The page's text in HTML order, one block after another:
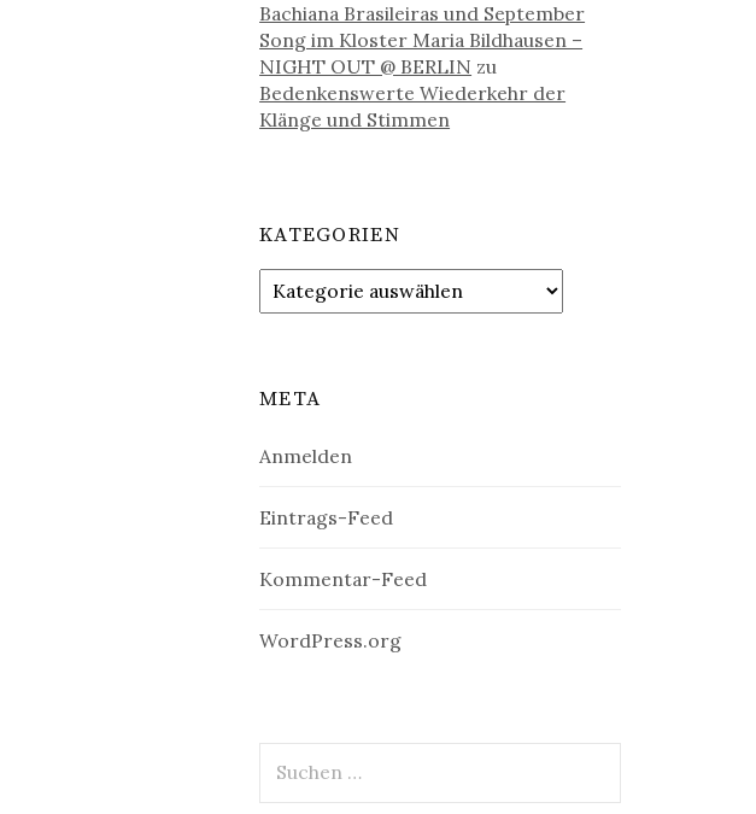
Bachiana Brasileiras und September
Song im Kloster Maria Bildhausen –
NIGHT OUT @ BERLIN zu
Bedenkenswerte Wiederkehr der
Klänge und Stimmen
KATEGORIEN
Kategorien
META
Anmelden
Eintrags-Feed
Kommentar-Feed
WordPress.org
nach: